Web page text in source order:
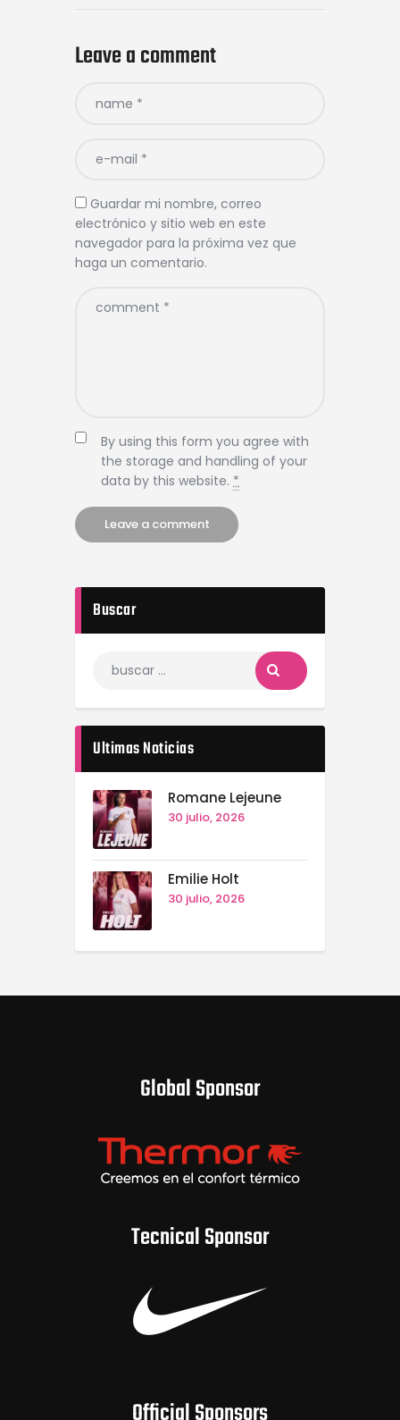
Leave a comment
Guardar mi nombre, correo
electrónico y sitio web en este
navegador para la próxima vez que
haga un comentario.
By using this form you agree with
the storage and handling of your
data by this website. *
Buscar
Ultimas Noticias
Romane Lejeune
30 julio, 2026
Emilie Holt
30 julio, 2026
Global Sponsor
Tecnical Sponsor